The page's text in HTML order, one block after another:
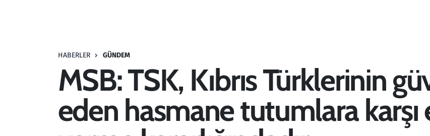
HABERLER GÜNDEM
MSB: TSK, Kıbrıs Türklerinin
eden hasmane tutumlara karşı
Savunma Sanayi